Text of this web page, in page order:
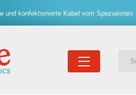
und konfektionierte Kabel vom Spezialisten